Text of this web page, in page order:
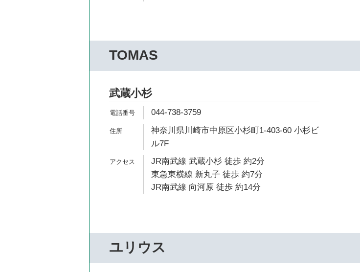
TOMAS
武蔵小杉
044-738-3759
神奈川県川崎市中原区小杉町1-403-60 小杉ビ
ル7F
JR南武線 武蔵小杉 徒歩 約2分
東急東横線 新丸子 徒歩 約7分
JR南武線 向河原 徒歩 約14分
ユリウス